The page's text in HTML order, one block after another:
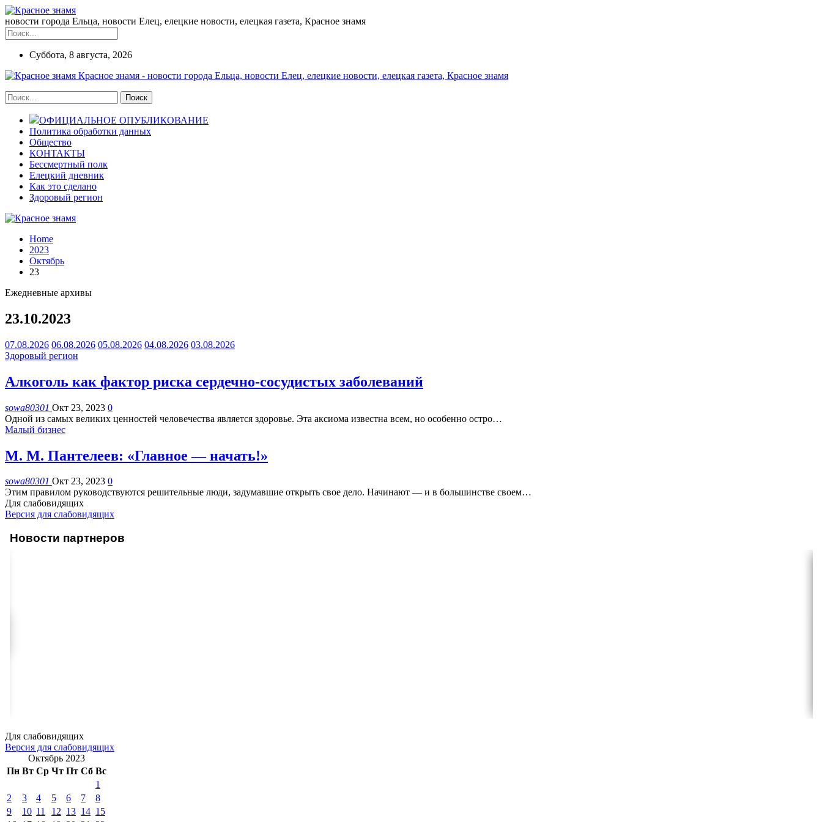
новости города Ельца, новости Елец, елецкие новости, елецкая газета, Красное знамя
Суббота, 8 августа, 2026
Красное знамя - новости города Ельца, новости Елец, елецкие новости, елецкая газета, Красное знамя
ОФИЦИАЛЬНОЕ ОПУБЛИКОВАНИЕ
Политика обработки данных
Общество
КОНТАКТЫ
Бессмертный полк
Елецкий дневник
Как это сделано
Здоровый регион
Home
2023
Октябрь
23
Ежедневные архивы
23.10.2023
07.08.2026 06.08.2026 05.08.2026 04.08.2026 03.08.2026
Здоровый регион
Алкоголь как фактор риска сердечно-сосудистых заболеваний
sowa80301 Окт 23, 2023 0
Одной из самых великих ценностей человечества является здоровье. Эта аксиома известна всем, но особенно остро…
Малый бизнес
М. М. Пантелеев: «Главное — начать!»
sowa80301 Окт 23, 2023 0
Этим правилом руководствуются решительные люди, задумавшие открыть свое дело. Начинают — и в большинстве своем…
Для слабовидящих
Версия для слабовидящих
Новости партнеров
Для слабовидящих
Версия для слабовидящих
Октябрь 2023
Пн Вт Ср Чт Пт Сб Вс
1
2
3 4 5 6 7
8
9
10 11 12 13 14 15